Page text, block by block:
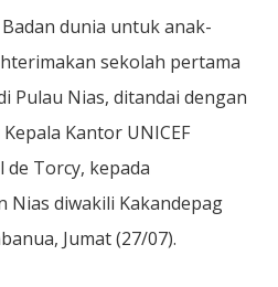
Bantuan
UNICEF
Di
Nias
dunia untuk anak-
sekolah pertama
Pulau Nias, ditandai dengan
Kantor UNICEF
de Torcy, kepada
Nias diwakili Kakandepag
Jumat (27/07).